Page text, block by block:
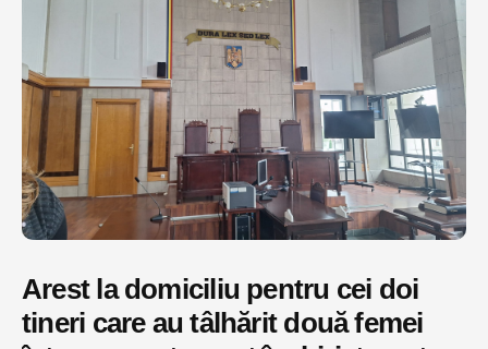
Arest la domiciliu pentru cei doi
tineri care au tâlhărit două femei